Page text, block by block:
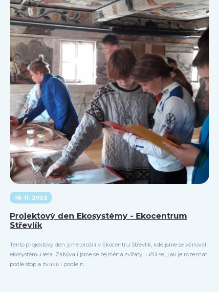
16. 11. 2022
Projektový den Ekosystémy - Ekocentrum
Střevlík
Tento projektový den jsme prožili v Ekocentru Střevlík, kde jsme se věnovali
ekosystému lesa. Zabývali jsme se zejména zvířaty, učili se , jak je rozeznat
podle stop a zvuků i podle n...